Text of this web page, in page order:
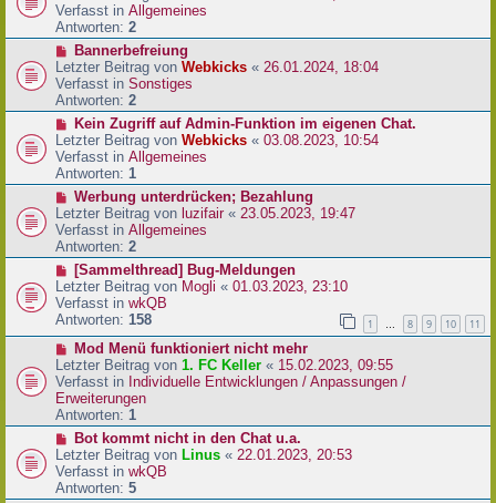
i
t
a
g
u
e
r
B
e
i
t
a
g
Verfasst in Allgemeines
Antworten: 2
N
e
u
e
r
B
e
i
t
a
g
Bannerbefreiung
Letzter Beitrag von Webkicks « 26.01.2024, 18:04
Verfasst in Sonstiges
Antworten: 2
N
e
u
e
r
B
e
i
t
a
g
Kein Zugriff auf Admin-Funktion im eigenen Chat.
Letzter Beitrag von Webkicks « 03.08.2023, 10:54
Verfasst in Allgemeines
Antworten: 1
N
e
u
e
r
B
e
i
t
a
g
Werbung unterdrücken; Bezahlung
Letzter Beitrag von luzifair « 23.05.2023, 19:47
Verfasst in Allgemeines
Antworten: 2
N
e
u
e
r
B
e
i
t
r
a
g
[Sammelthread] Bug-Meldungen
Letzter Beitrag von Mogli « 01.03.2023, 23:10
Verfasst in wkQB
Antworten: 158 1 … 8 9 10 11
N
e
u
e
r
B
e
i
t
r
Mod Menü funktioniert nicht mehr
Letzter Beitrag von 1. FC Keller « 15.02.2023, 09:55
Verfasst in Individuelle Entwicklungen / Anpassungen /
Erweiterungen
Antworten: 1
N
e
u
e
Bot kommt nicht in den Chat u.a.
Letzter Beitrag von Linus « 22.01.2023, 20:53
Verfasst in wkQB
Antworten: 5